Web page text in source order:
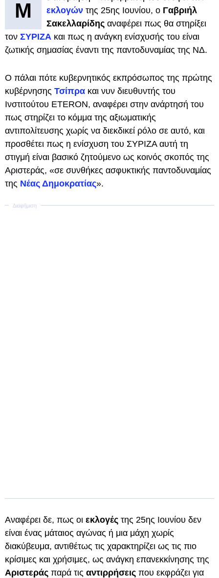
Μ
εκλογών της 25ης Ιουνίου, ο Γαβριήλ
Σακελλαρίδης αναφέρει πως θα στηρίξει
τον ΣΥΡΙΖΑ και πως η ανάγκη ενίσχυσής του είναι
ζωτικής σημασίας έναντι της παντοδυναμίας της ΝΔ.
Ο πάλαι πότε κυβερνητικός εκπρόσωπος της πρώτης
κυβέρνησης Τσίπρα και νυν διευθυντής του
Ινστιτούτου ETERON, αναφέρει στην ανάρτησή του
πως στηρίζει το κόμμα της αξιωματικής
αντιπολίτευσης χωρίς να διεκδικεί ρόλο σε αυτό, και
προσθέτει πως η ενίσχυση του ΣΥΡΙΖΑ αυτή τη
στιγμή είναι βασικό ζητούμενο ως κοινός σκοπός της
Αριστεράς, «σε συνθήκες ασφυκτικής παντοδυναμίας
της Νέας Δημοκρατίας».
Αναφέρει δε, πως οι εκλογές της 25ης Ιουνίου δεν
είναι ένας μάταιος αγώνας ή μια μάχη χωρίς
διακύβευμα, αντιθέτως τις χαρακτηρίζει ως τις πιο
κρίσιμες και χρήσιμες, ως ανάγκη επανεκκίνησης της
Αριστεράς παρά τις αντιρρήσεις που εκφράζει για